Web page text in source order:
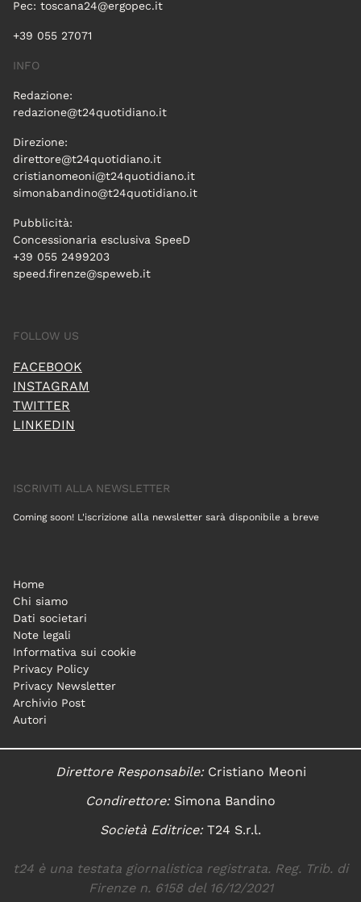
Pec: toscana24@ergopec.it
+39 055 27071
INFO
Redazione:
redazione@t24quotidiano.it
Direzione:
direttore@t24quotidiano.it
cristianomeoni@t24quotidiano.it
simonabandino@t24quotidiano.it
Pubblicità:
Concessionaria esclusiva SpeeD
+39 055 2499203
speed.firenze@speweb.it
FOLLOW US
FACEBOOK
INSTAGRAM
TWITTER
LINKEDIN
ISCRIVITI ALLA NEWSLETTER
Coming soon! L'iscrizione alla newsletter sarà disponibile a breve
Home
Chi siamo
Dati societari
Note legali
Informativa sui cookie
Privacy Policy
Privacy Newsletter
Archivio Post
Autori
Direttore Responsabile:Cristiano Meoni
Condirettore:Simona Bandino
Società Editrice:T24 S.r.l.
t24 è una testata giornalistica registrata. Reg. Trib. di
Firenze n. 6158 del 16/12/2021